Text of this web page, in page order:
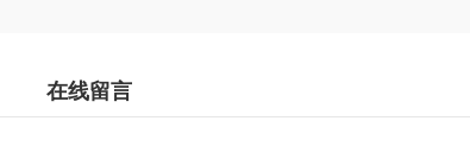
在线留言